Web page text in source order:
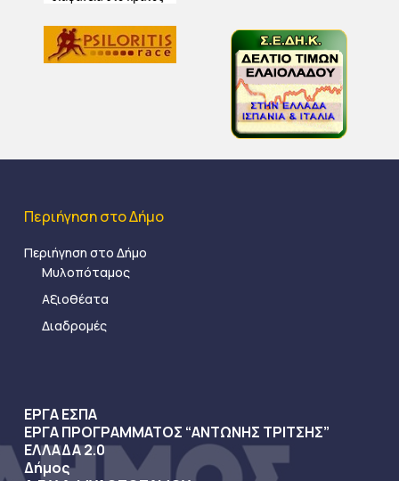
Περιήγηση στο Δήμο
Περιήγηση στο Δήμο
Μυλοπόταμος
Αξιοθέατα
Διαδρομές
ΕΡΓΑ ΕΣΠΑ
ΕΡΓΑ ΠΡΟΓΡΑΜΜΑΤΟΣ “ΑΝΤΩΝΗΣ ΤΡΙΤΣΗΣ”
ΕΛΛΑΔΑ 2.0
Δήμος